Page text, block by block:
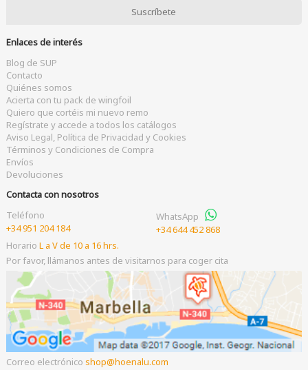
Enlaces de interés
Blog de SUP
Contacto
Quiénes somos
Acierta con tu pack de wingfoil
Quiero que cortéis mi nuevo remo
Regístrate y accede a todos los catálogos
Aviso Legal, Política de Privacidad y Cookies
Términos y Condiciones de Compra
Envíos
Devoluciones
Contacta con nosotros
Teléfono
+34 951 204 184
WhatsApp
+34 644 452 868
Horario L a V de 10 a 16 hrs.
Por favor, llámanos antes de visitarnos para coger cita
Correo electrónico shop hoenalu.com